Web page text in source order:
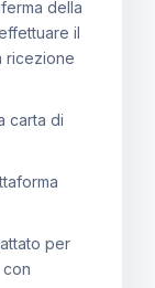
della
il
ricezione
carta di
per